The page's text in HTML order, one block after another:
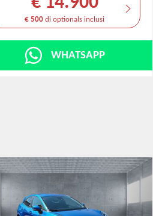
€ 500 di optionals inclusi
WHATSAPP